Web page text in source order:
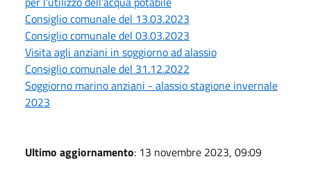
Consiglio comunale del 13.03.2023
Consiglio comunale del 03.03.2023
Visita agli anziani in soggiorno ad alassio
Consiglio comunale del 31.12.2022
Soggiorno marino anziani - alassio stagione invernale
2023
Ultimo aggiornamento: 13 novembre 2023, 09:09